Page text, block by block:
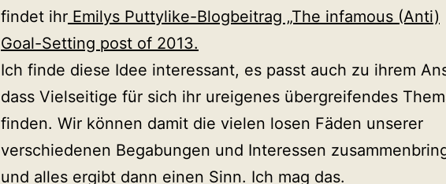
findet ihr Emilys Puttylike-Blogbeitrag „The infamous (Anti)
Goal-Setting post of 2013.
Ich finde diese Idee interessant, es passt auch zu ihrem
dass Vielseitige für sich ihr ureigenes übergreifendes
finden. Wir können damit die vielen losen Fäden unserer
verschiedenen Begabungen und Interessen
und alles ergibt dann einen Sinn. Ich mag das.